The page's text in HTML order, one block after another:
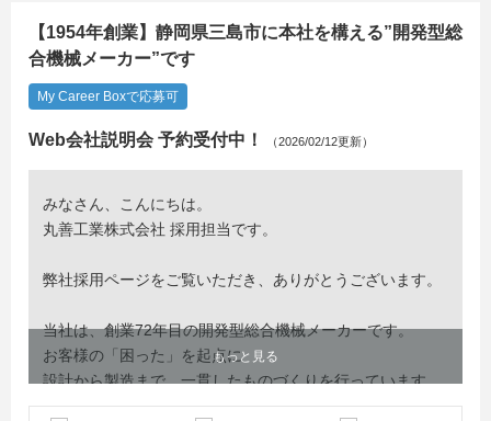
【1954年創業】静岡県三島市に本社を構える”開発型総
合機械メーカー”です
My Career Boxで応募可
Web会社説明会 予約受付中！ （2026/02/12更新）
みなさん、こんにちは。
丸善工業株式会社 採用担当です。
弊社採用ページをご覧いただき、ありがとうございます。
当社は、創業72年目の開発型総合機械メーカーです。
お客様の「困った」を起点に
設計から製造まで、一貫したものづくりを行っています。
もっと見る